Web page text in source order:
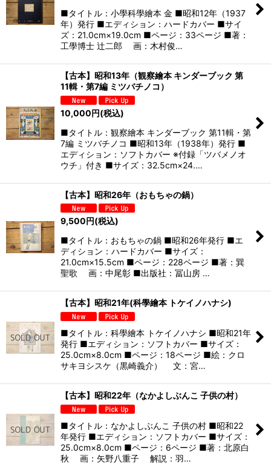
■タイトル：小學科學繪本 金 ■昭和12年（1937
年）発行 ■エディション：ハードカバー ■サイ
ズ：21.0cm×19.0cm ■ページ：33ページ ■著：
工學博士 辻二郎 画：木村俊…
【古本】昭和13年（観察繪本 キンダーブック 第
11輯・第7編 ミツバチノコ）
10,000円(税込)
■タイトル：観察繪本 キンダーブック 第11輯・第
7編 ミツバチノコ ■昭和13年（1938年）発行 ■
エディション：ソフトカバー ※付録「ツバメノオ
ウチ」付き ■サイズ：32.5cm×24.…
【古本】昭和26年（おもちゃの鍋）
9,500円(税込)
■タイトル：おもちゃの鍋 ■昭和26年発行 ■エ
ディション：ハードカバー ■サイズ：
21.0cm×15.5cm ■ページ：228ページ ■著：巽
聖歌 画：中尾彰 ■出版社：冨山房 …
【古本】昭和21年(科學繪本 トケイノハナシ)
■タイトル：科學繪本 トケイノハナシ ■昭和21年
発行 ■エディション：ソフトカバー ■サイズ：
25.0cm×8.0cm ■ページ：18ページ ■絵：クロ
サキヨシスケ（黒崎義介） 文：宮…
【古本】昭和22年（なかよしぶんこ 子供の村）
■タイトル：なかよしぶんこ 子供の村 ■昭和22
年発行 ■エディション：ソフトカバー ■サイズ：
25.0cm×8.0cm ■ページ：6ページ ■著：北原白
秋 画：矢野八重子 解説：羽…